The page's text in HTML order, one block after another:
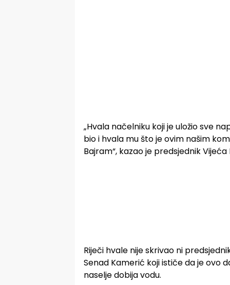
„Hvala načelniku koji je uložio sve
bio i hvala mu što je ovim našim
Bajram“, kazao je predsjednik
Riječi hvale nije skrivao ni
Senad Kamerić koji ističe da je ovo
naselje dobija vodu.